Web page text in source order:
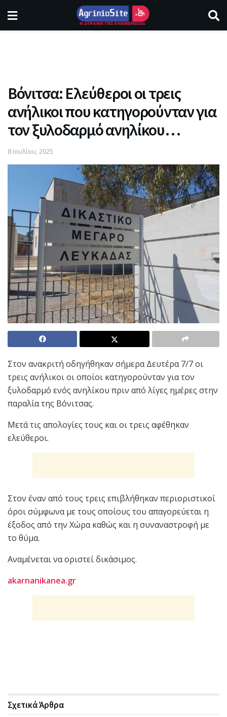
Βόνιτσα: Ελεύθεροι οι τρεις
ανήλικοι που κατηγορούνταν για
τον ξυλοδαρμό ανηλίκου…
8 Ιουλίου, 2025
Στον ανακριτή οδηγήθηκαν σήμερα Δευτέρα 7/7 οι
τρεις ανήλικοι οι οποίοι κατηγορούνταν για τον
ξυλοδαρμό ενός ανηλίκου πριν από λίγες ημέρες στην
παραλία της Βόνιτσας.
Μετά τις απολογίες τους και οι τρεις αφέθηκαν
ελεύθεροι.
Στον έναν από τους τρεις επιβλήθηκαν περιοριστικοί
όροι σύμφωνα με τους οποίους του απαγορεύεται η
έξοδος από την Χώρα καθώς και η συναναστροφή με
το θύμα.
Αναμένεται να οριστεί δικάσιμος.
akarnanikanea.gr
ΣχετικάΆρθρα